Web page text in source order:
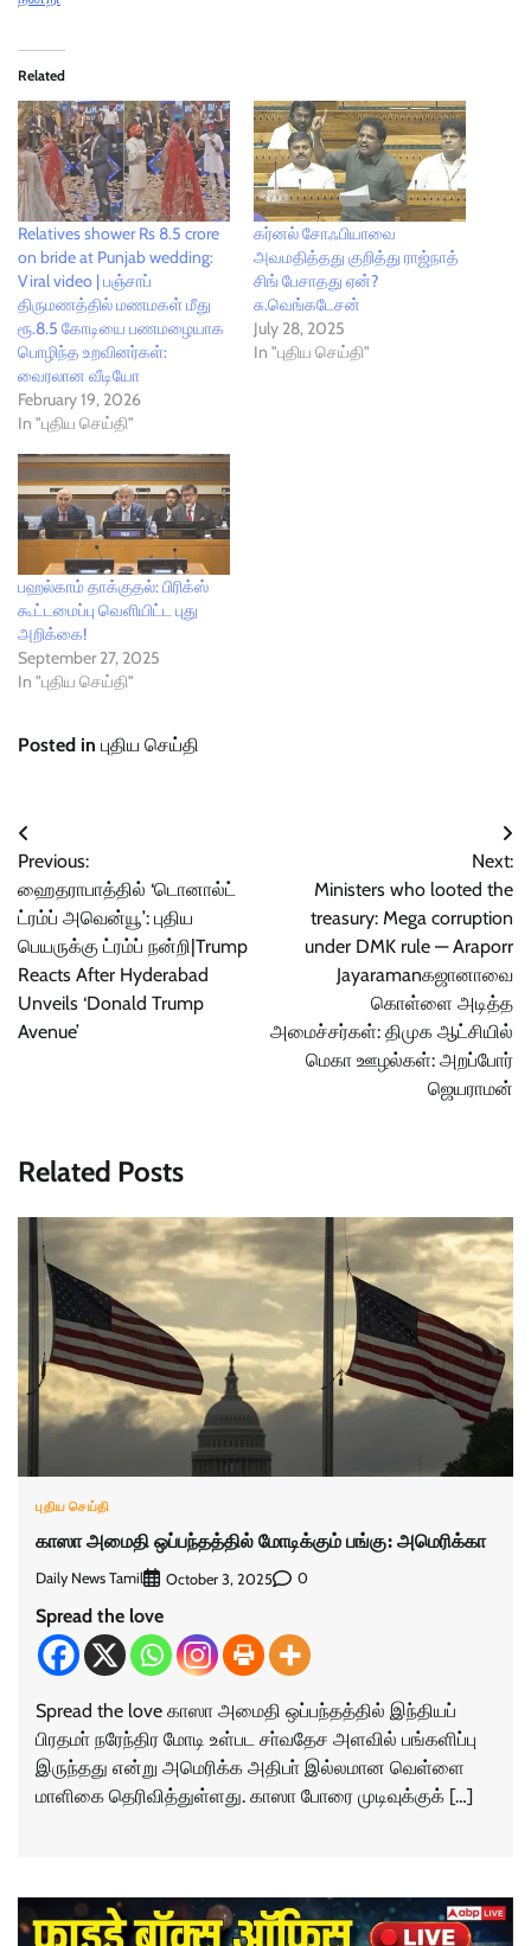
Related
Relatives shower Rs 8.5 crore
on bride at Punjab wedding:
Viral video | பஞ்சாப்
திருமணத்தில் மணமகள் மீது
ரூ.8.5 கோடியை பணமழையாக
பொழிந்த உறவினர்கள்:
வைரலான வீடியோ
February 19, 2026
In "புதிய செய்தி"
கர்னல் சோஃபியாவை
அவமதித்தது குறித்து ராஜ்நாத்
சிங் பேசாதது ஏன்?
சு.வெங்கடேசன்
July 28, 2025
In "புதிய செய்தி"
பஹல்காம் தாக்குதல்: பிரிக்ஸ்
கூட்டமைப்பு வெளியிட்ட புது
அறிக்கை!
September 27, 2025
In "புதிய செய்தி"
Posted in புதிய செய்தி
Post
navigation
Previous:
ஹைதராபாத்தில் ‘டொனால்ட்
ட்ரம்ப் அவென்யூ’: புதிய
பெயருக்கு ட்ரம்ப் நன்றி|Trump
Reacts After Hyderabad
Unveils ‘Donald Trump
Avenue’
Next:
Ministers who looted the
treasury: Mega corruption
under DMK rule — Araporr
Jayaramanகஜானாவை
கொள்ளை அடித்த
அமைச்சர்கள்: திமுக ஆட்சியில்
மெகா ஊழல்கள்: அறப்போர்
ஜெயராமன்
Related Posts
புதிய செய்தி
காஸா அமைதி ஒப்பந்தத்தில் மோடிக்கும் பங்கு: அமெரிக்கா
Daily News Tamil October 3, 2025 0
Spread the love
Spread the love காஸா அமைதி ஒப்பந்தத்தில் இந்தியப்
பிரதமா் நரேந்திர மோடி உள்பட சா்வதேச அளவில் பங்களிப்பு
இருந்தது என்று அமெரிக்க அதிபா் இல்லமான வெள்ளை
மாளிகை தெரிவித்துள்ளது. காஸா போரை முடிவுக்குக் […]